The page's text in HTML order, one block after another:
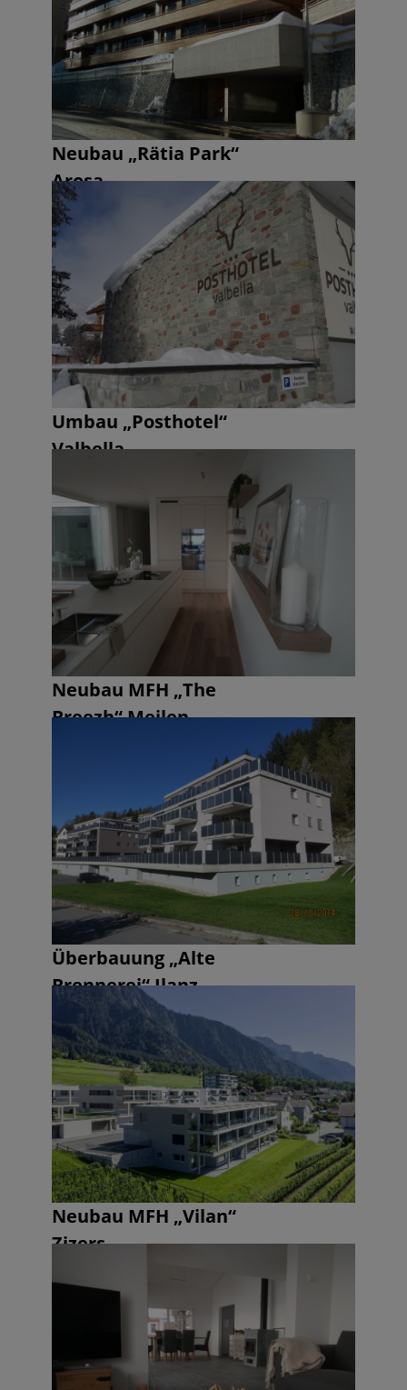
Neubau „Rätia Park“
Arosa
Umbau „Posthotel“
Valbella
Neubau MFH „The
Breezh“ Meilen
Überbauung „Alte
Brennerei“ Ilanz
Neubau MFH „Vilan“
Zizers